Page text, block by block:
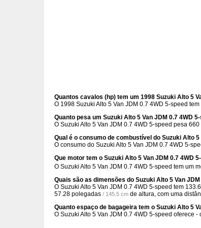
Quantos cavalos (hp) tem um 1998 Suzuki Alto 5
O 1998 Suzuki Alto 5 Van JDM 0.7 4WD 5-speed tem
Quanto pesa um Suzuki Alto 5 Van JDM 0.7 4WD
O Suzuki Alto 5 Van JDM 0.7 4WD 5-speed pesa 660
Qual é o consumo de combustível do Suzuki Alto 5
O consumo do Suzuki Alto 5 Van JDM 0.7 4WD 5-
Que motor tem o Suzuki Alto 5 Van JDM 0.7 4WD
O Suzuki Alto 5 Van JDM 0.7 4WD 5-speed tem um
Quais são as dimensões do Suzuki Alto 5 Van
O Suzuki Alto 5 Van JDM 0.7 4WD 5-speed tem
57.28 polegadas / 145.5 cm de altura, com uma
Quanto espaço de bagageira tem o Suzuki Alto 5
O Suzuki Alto 5 Van JDM 0.7 4WD 5-speed oferece -